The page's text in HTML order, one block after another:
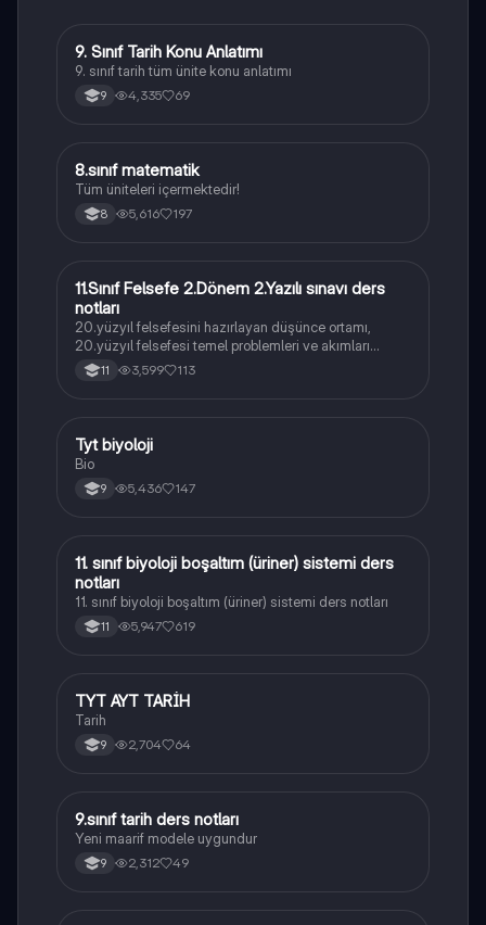
Tarih
9. Sınıf Tarih Konu Anlatımı
9. sınıf tarih tüm ünite konu anlatımı
9 4,335 69
Matematik
8.sınıf matematik
Tüm üniteleri içermektedir!
8 5,616 197
Felsefe
11.Sınıf Felsefe 2.Dönem 2.Yazılı sınavı ders
notları
20.yüzyıl felsefesini hazırlayan düşünce ortamı,
20.yüzyıl felsefesi temel problemleri ve akımları
konularını içermektedir
11 3,599 113
Biyoloji
Tyt biyoloji
Bio
9 5,436 147
Biyoloji
11. sınıf biyoloji boşaltım (üriner) sistemi ders
notları
11. sınıf biyoloji boşaltım (üriner) sistemi ders notları
11 5,947 619
Tarih
TYT AYT TARİH
Tarih
9 2,704 64
Tarih
9.sınıf tarih ders notları
Yeni maarif modele uygundur
9 2,312 49